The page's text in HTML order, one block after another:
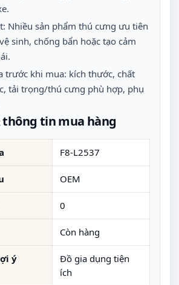
Nhiều sản phẩm thú cưng ưu tiên
sinh, chống bẩn hoặc tạo cảm
trước khi mua: kích thước, chất
tải trọng/thú cưng phù hợp, phụ
thông tin mua hàng
F8-L2537
OEM
0
Còn hàng
ý
Đồ gia dụng tiện
ích